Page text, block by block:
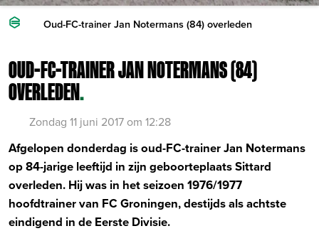
Oud-FC-trainer Jan Notermans (84) overleden
OUD-FC-TRAINER JAN NOTERMANS (84)
OVERLEDEN.
Zondag 11 juni 2017 om 12:28
Afgelopen donderdag is oud-FC-trainer Jan Notermans
op 84-jarige leeftijd in zijn geboorteplaats Sittard
overleden. Hij was in het seizoen 1976/1977
hoofdtrainer van FC Groningen, destijds als achtste
eindigend in de Eerste Divisie.